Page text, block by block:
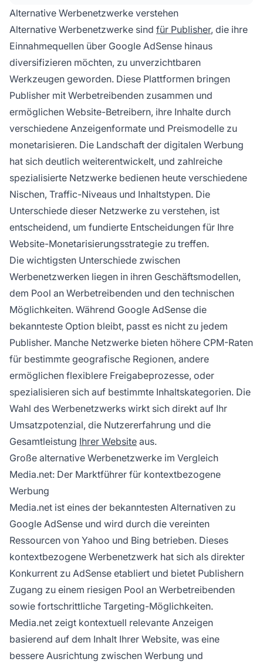
Anforderungen, um den unterschiedlichen
Bedürfnissen von Publishern und Website-
Typen gerecht zu werden.
Alternative Werbenetzwerke verstehen
Alternative Werbenetzwerke sind für Publisher, die ihre
Einnahmequellen über Google AdSense hinaus
diversifizieren möchten, zu unverzichtbaren
Werkzeugen geworden. Diese Plattformen bringen
Publisher mit Werbetreibenden zusammen und
ermöglichen Website-Betreibern, ihre Inhalte durch
verschiedene Anzeigenformate und Preismodelle zu
monetarisieren. Die Landschaft der digitalen Werbung
hat sich deutlich weiterentwickelt, und zahlreiche
spezialisierte Netzwerke bedienen heute verschiedene
Nischen, Traffic-Niveaus und Inhaltstypen. Die
Unterschiede dieser Netzwerke zu verstehen, ist
entscheidend, um fundierte Entscheidungen für Ihre
Website-Monetarisierungsstrategie zu treffen.
Die wichtigsten Unterschiede zwischen
Werbenetzwerken liegen in ihren Geschäftsmodellen,
dem Pool an Werbetreibenden und den technischen
Möglichkeiten. Während Google AdSense die
bekannteste Option bleibt, passt es nicht zu jedem
Publisher. Manche Netzwerke bieten höhere CPM-Raten
für bestimmte geografische Regionen, andere
ermöglichen flexiblere Freigabeprozesse, oder
spezialisieren sich auf bestimmte Inhaltskategorien. Die
Wahl des Werbenetzwerks wirkt sich direkt auf Ihr
Umsatzpotenzial, die Nutzererfahrung und die
Gesamtleistung Ihrer Website aus.
Große alternative Werbenetzwerke im Vergleich
Media.net: Der Marktführer für kontextbezogene
Werbung
Media.net ist eines der bekanntesten Alternativen zu
Google AdSense und wird durch die vereinten
Ressourcen von Yahoo und Bing betrieben. Dieses
kontextbezogene Werbenetzwerk hat sich als direkter
Konkurrent zu AdSense etabliert und bietet Publishern
Zugang zu einem riesigen Pool an Werbetreibenden
sowie fortschrittliche Targeting-Möglichkeiten.
Media.net zeigt kontextuell relevante Anzeigen
basierend auf dem Inhalt Ihrer Website, was eine
bessere Ausrichtung zwischen Werbung und